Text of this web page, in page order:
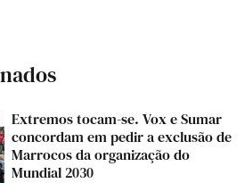
Extremos tocam-se. Vox e Sumar
concordam em pedir a exclusão de
Marrocos da organização do
Mundial 2030